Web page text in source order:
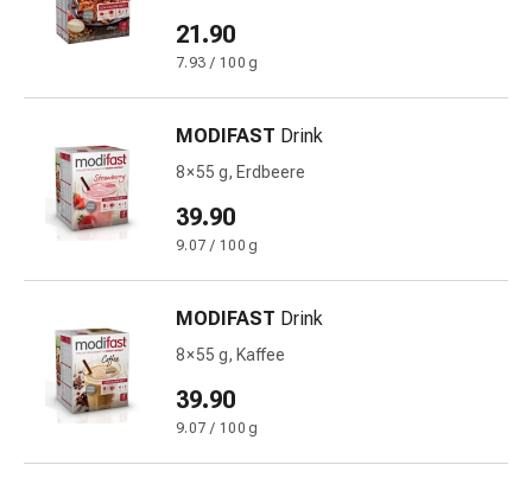
Störung
Gedächtnis-
&
Konzentrationsstörung
Allergien
&
Heuschnupfen
Antiallergika
Magen-
Darm
Hämorrhoiden
Magenbrennen
Übelkeit
21.90
7.93 / 100 g
MODIFAST Drink
8 × 55 g, Erdbeere
39.90
9.07 / 100 g
MODIFAST Drink
8 × 55 g, Kaffee
39.90
9.07 / 100 g